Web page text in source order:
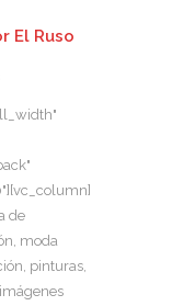
El Ruso
de
moda
pinturas,